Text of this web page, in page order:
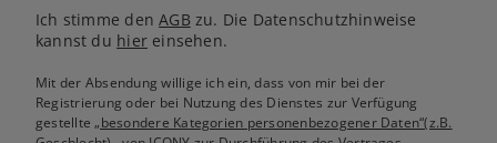
Ich stimme denAGB zu. Die Datenschutzhinweise
kannst du hiereinsehen.
Mit der Absendung willige ich ein, dass von mir bei der
Registrierung oder bei Nutzung des Dienstes zur Verfügung
gestellte„besondere Kategorien personenbezogener Daten“(z.B.